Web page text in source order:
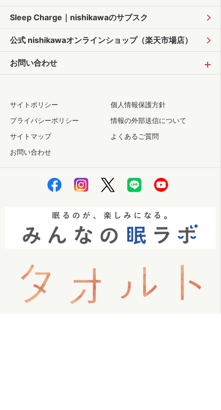
Sleep Charge｜ nishikawaのサブスク
公式 nishikawaオンラインショップ（楽天市場店）
お問い合わせ
サイトポリシー
個人情報保護方針
プライバシーポリシー
情報の外部送信について
サイトマップ
よくあるご質問
お問い合わせ